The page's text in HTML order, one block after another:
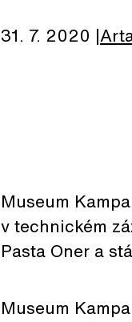
31. 7. 2020
Museum
v technickém
Pasta Oner a
Museum